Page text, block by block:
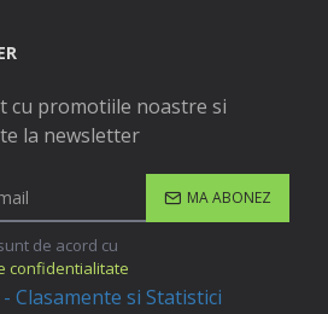
cu promotiile noastre si
la newsletter
MA ABONEZ
de acord cu
confidentialitate